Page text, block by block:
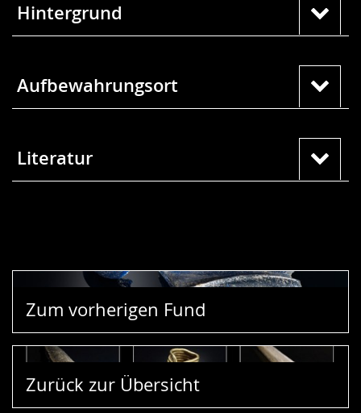
Hintergrund
Aufbewahrungsort
Literatur
Zum vorherigen Fund
Zurück zur Übersicht